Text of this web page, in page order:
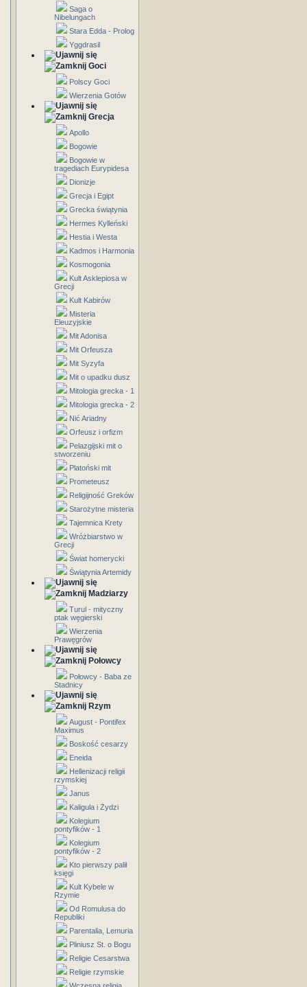
Saga o
Nibelungach
Stara Edda - Prolog
Yggdrasil
Goci
Polscy Goci
Wierzenia Gotów
Grecja
Apollo
Bogowie
Bogowie w
tragediach Eurypidesa
Dionizje
Grecja i Egipt
Grecka świątynia
Hermes Kylleński
Hestia i Westa
Kadmos i Harmonia
Kosmogonia
Kult Asklepiosa w
Grecji
Kult Kabirów
Misteria
Eleuzyjskie
Mit Adonisa
Mit Orfeusza
Mit Syzyfa
Mit o upadku dusz
Mitologia grecka - 1
Mitologia grecka - 2
Nić Ariadny
Orfeusz i orfizm
Pelazgijski mit o
stworzeniu
Platoński mit
Prometeusz
Religijność Greków
Starożytne misteria
Tajemnica Krety
Wróżbiarstwo w
Grecji
Świat homerycki
Świątynia Artemidy
Madziarzy
Turul - mityczny
ptak węgierski
Wierzenia
Prawęgrów
Połowcy
Połowcy - Baba ze
Stadnicy
Rzym
August - Pontifex
Maximus
Boskość cesarzy
Eneida
Hellenizacji religii
rzymskiej
Janus
Kaligula i Żydzi
Kolegium
pontyfików - 1
Kolegium
pontyfików - 2
Kto pierwszy palił
księgi
Kult Kybele w
Rzymie
Od Romulusa do
Republiki
Parentalia, Lemuria
Pliniusz St. o Bogu
Religie Cesarstwa
Religie rzymskie